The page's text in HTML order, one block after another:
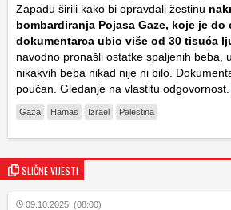
Zapadu širili kako bi opravdali žestinu
bombardiranja Pojasa Gaze, koje je do
dokumentarca ubio više od 30 tisuća
navodno pronašli ostatke spaljenih beba,
nikakvih beba nikad nije ni bilo.
poučan. Gledanje na vlastitu odgovornost.
Gaza Hamas Izrael Palestina
SLIČNE VIJESTI
09.10.2025. (08:00)